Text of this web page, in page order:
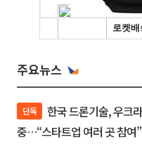
주요뉴스
단독
중…“스타트업 여러 곳 참여”